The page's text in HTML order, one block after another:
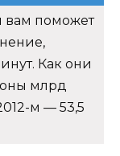
вам поможет
Как они
млрд
м — 53,5